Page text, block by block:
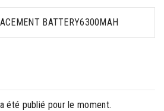
BATTERY6300MAH
été publié pour le moment.